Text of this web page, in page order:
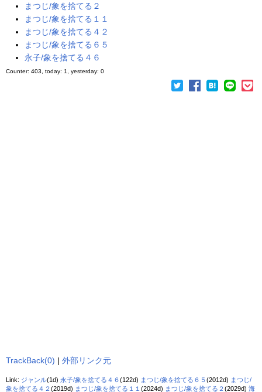
まつじ/象を捨てる２
まつじ/象を捨てる１１
まつじ/象を捨てる４２
まつじ/象を捨てる６５
永子/象を捨てる４６
Counter: 403, today: 1, yesterday: 0
TrackBack(0) | 外部リンク元
Link: ジャンル(1d) 永子/象を捨てる４６(122d) まつじ/象を捨てる６５(2012d) まつじ/
象を捨てる４２(2019d) まつじ/象を捨てる１１ (2024d) まつじ/象を捨てる２(2029d) 海